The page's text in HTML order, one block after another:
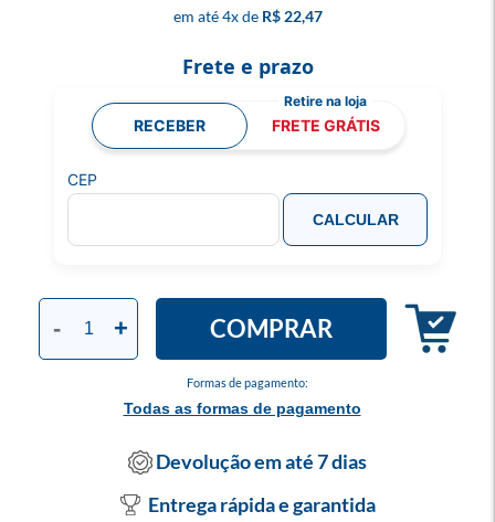
4x R$ 22,47
Formas de pagamento:
Todas as formas de pagamento
- + COMPRAR
Frete e prazo
RECEBER FRETE GRÁTIS
CEP
CALCULAR
Devolução em até 7 dias
Entrega rápida e garantida